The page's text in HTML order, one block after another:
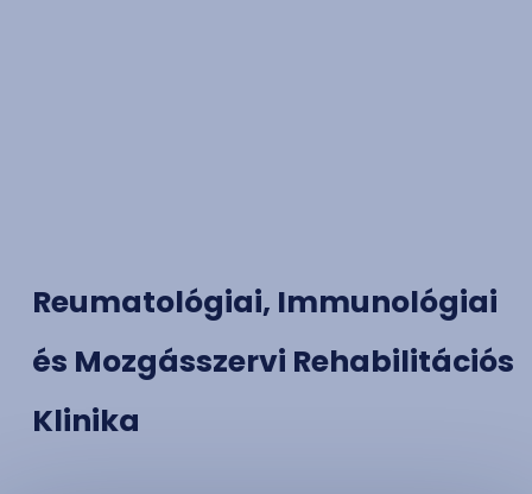
Reumatológiai, Immunológiai
és Mozgásszervi Rehabilitációs
Klinika